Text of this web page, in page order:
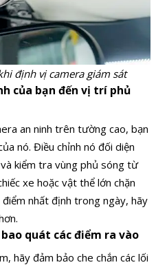
định vị camera giám sát
của bạn đến vị trí phủ
an ninh trên tường cao, bạn
nó. Điều chỉnh nó đối diện
kiểm tra vùng phủ sóng từ
xe hoặc vật thể lớn chặn
nhất định trong ngày, hãy
quát các điểm ra vào
hãy đảm bảo che chắn các lối